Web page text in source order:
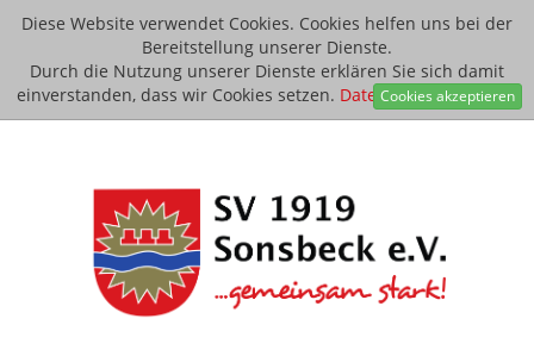
Diese Website verwendet Cookies. Cookies helfen uns bei der
Bereitstellung unserer Dienste.
Durch die Nutzung unserer Dienste erklären Sie sich damit
einverstanden, dass wir Cookies setzen. Datenschutzerklärung
Cookies akzeptieren